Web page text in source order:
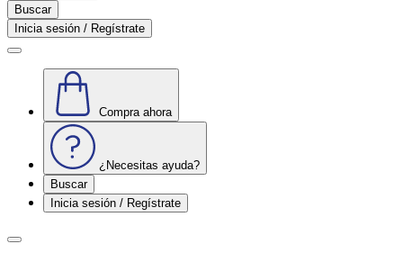
Buscar
Inicia sesión / Regístrate
Compra ahora
¿Necesitas ayuda?
Buscar
Inicia sesión / Regístrate